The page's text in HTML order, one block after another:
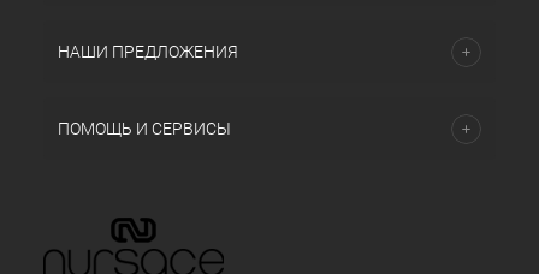
НАШИ ПРЕДЛОЖЕНИЯ
ПОМОЩЬ И СЕРВИСЫ